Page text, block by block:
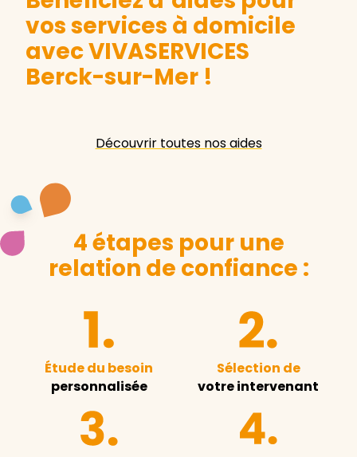
vos services à domicile
avec VIVASERVICES
Berck-sur-Mer !
Découvrir toutes nos aides
4 étapes pour une
relation de confiance :
Étude du besoin
personnalisée
Sélection de
votre intervenant